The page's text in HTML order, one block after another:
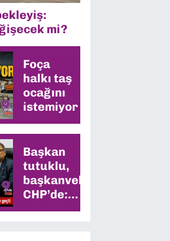
mi?
Foça
halkı taş
ocağını
istemiyor
Başkan
tutuklu,
başkanvekili
CHP’de:
Meclis